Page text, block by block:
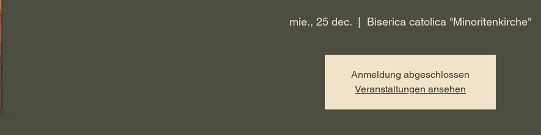
mie., 25 dec. Biserica catolica "Minoritenkirche"
Anmeldung abgeschlossen
Veranstaltungen ansehen